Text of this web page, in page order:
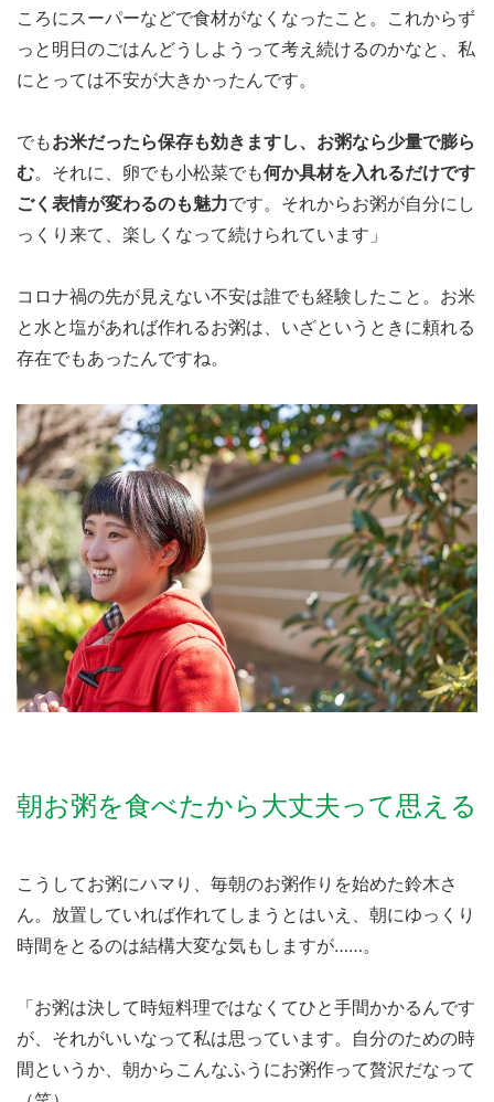
ころにスーパーなどで食材がなくなったこと。これからず
っと明日のごはんどうしようって考え続けるのかなと、私
にとっては不安が大きかったんです。
でもお米だったら保存も効きますし、お粥なら少量で膨ら
む。それに、卵でも小松菜でも何か具材を入れるだけです
ごく表情が変わるのも魅力です。それからお粥が自分にし
っくり来て、楽しくなって続けられています」
コロナ禍の先が見えない不安は誰でも経験したこと。お米
と水と塩があれば作れるお粥は、いざというときに頼れる
存在でもあったんですね。
朝お粥を食べたから大丈夫って思える
こうしてお粥にハマり、毎朝のお粥作りを始めた鈴木さ
ん。放置していれば作れてしまうとはいえ、朝にゆっくり
時間をとるのは結構大変な気もしますが……。
「お粥は決して時短料理ではなくてひと手間かかるんです
が、それがいいなって私は思っています。自分のための時
間というか、朝からこんなふうにお粥作って贅沢だなって